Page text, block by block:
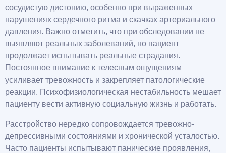
сосудистую дистонию, особенно при выраженных
нарушениях сердечного ритма и скачках артериального
давления. Важно отметить, что при обследовании не
выявляют реальных заболеваний, но пациент
продолжает испытывать реальные страдания.
Постоянное внимание к телесным ощущениям
усиливает тревожность и закрепляет патологические
реакции. Психофизиологическая нестабильность мешает
пациенту вести активную социальную жизнь и работать.
Расстройство нередко сопровождается тревожно-
депрессивными состояниями и хронической усталостью.
Часто пациенты испытывают панические проявления,